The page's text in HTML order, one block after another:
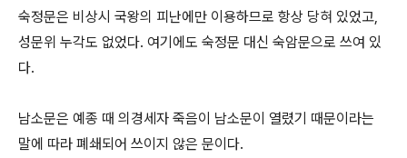
숙정문은 비상시 국왕의 피난에만 이용하므로 항상 당혀 있었고,
성문위 누각도 없었다. 여기에도 숙정문 대신 숙암문으로 쓰여 있
다.
남소문은 예종 때 의경세자 죽음이 남소문이 열렸기 때문이라는
말에 따라 폐쇄되어 쓰이지 않은 문이다.